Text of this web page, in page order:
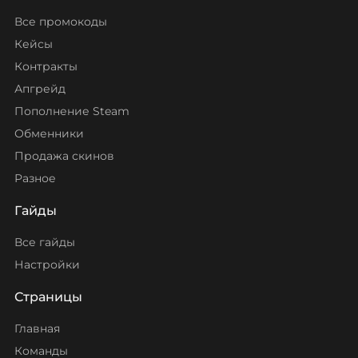
Все промокоды
Кейсы
Контракты
Апгрейд
Пополнение Steam
Обменники
Продажа скинов
Разное
Гайды
Все гайды
Настройки
Страницы
Главная
Команды